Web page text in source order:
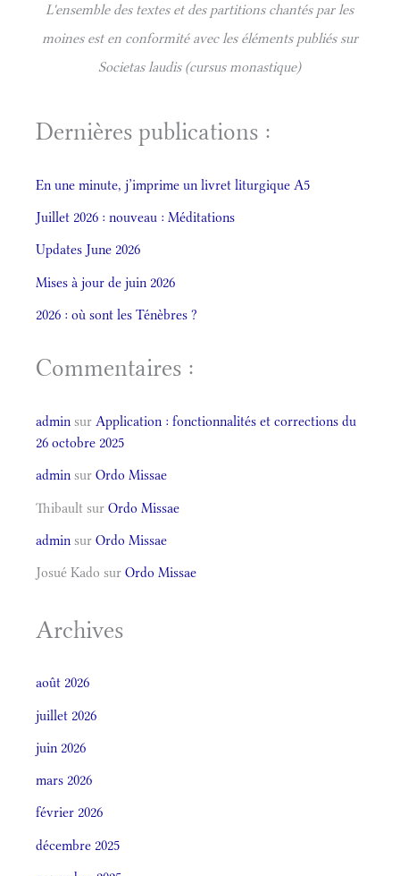
L'ensemble des textes et des partitions chantés par les
moines est en conformité avec les éléments publiés sur
Societas laudis (cursus monastique)
Dernières publications :
En une minute, j’imprime un livret liturgique A5
Juillet 2026 : nouveau : Méditations
Updates June 2026
Mises à jour de juin 2026
2026 : où sont les Ténèbres ?
Commentaires :
admin sur Application : fonctionnalités et corrections du
26 octobre 2025
admin sur Ordo Missae
Thibault sur Ordo Missae
admin sur Ordo Missae
Josué Kado sur Ordo Missae
Archives
août 2026
juillet 2026
juin 2026
mars 2026
février 2026
décembre 2025